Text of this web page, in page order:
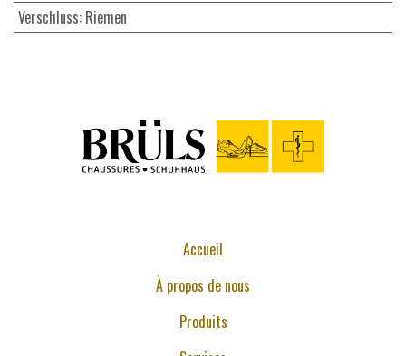
Verschluss: Riemen
Accueil
À propos de nous
Produits